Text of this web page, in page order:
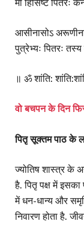
मा हिंसिष्ट पितरः
आसीनासोऽ
पुत्रेभ्यः पितरः
॥ ॐ शांति:
वो बचपन के दिन
पितृ सूक्तम पाठ के
ज्योतिष शास्त्र के
है. पितृ पक्ष में इसका
में धन-धान्य और
निवारण होता है.